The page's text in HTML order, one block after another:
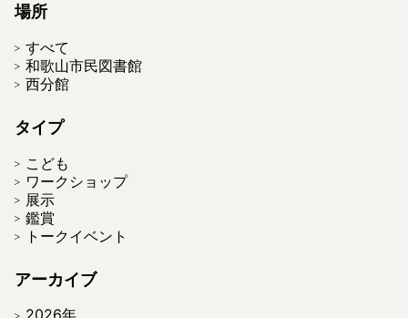
場所
すべて
和歌山市民図書館
西分館
タイプ
こども
ワークショップ
展示
鑑賞
トークイベント
アーカイブ
2026年